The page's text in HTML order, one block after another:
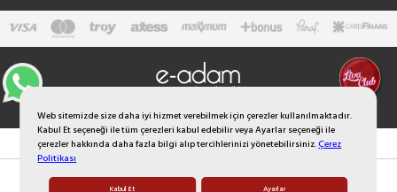
Web sitemizde size daha iyi hizmet verebilmek için çerezler kullanılmaktadır.
Kabul Et seçeneği ile tüm çerezleri kabul edebilir veya Ayarlar seçeneği ile
çerezler hakkında daha fazla bilgi alıp tercihlerinizi yönetebilirsiniz.Çerez
Politikası
Kabul Et Ayarlar